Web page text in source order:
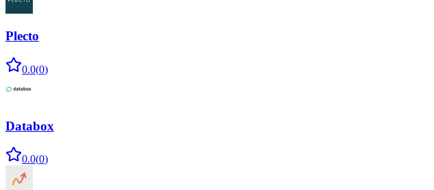
Plecto
0.0(0)
Databox
0.0(0)